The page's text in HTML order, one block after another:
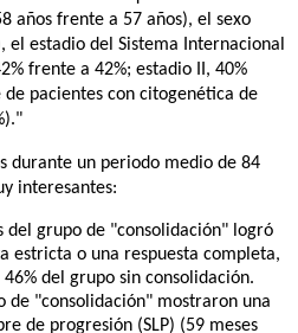
años frente a 57 años), el sexo
el estadio del Sistema Internacional
frente a 42%; estadio II, 40%
pacientes con citogenética de
durante un periodo medio de 84
interesantes:
del grupo de "consolidación" logró
estricta o una respuesta completa,
del grupo sin consolidación.
de "consolidación" mostraron una
de progresión (SLP) (59 meses